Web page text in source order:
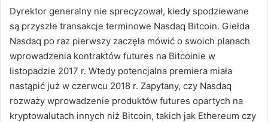
Dyrektor generalny nie sprecyzował, kiedy spodziewane
są przyszłe transakcje terminowe Nasdaq Bitcoin. Giełda
Nasdaq po raz pierwszy zaczęła mówić o swoich planach
wprowadzenia kontraktów futures na Bitcoinie w
listopadzie 2017 r. Wtedy potencjalna premiera miała
nastąpić już w czerwcu 2018 r. Zapytany, czy Nasdaq
rozważy wprowadzenie produktów futures opartych na
kryptowalutach innych niż Bitcoin, takich jak Ethereum czy